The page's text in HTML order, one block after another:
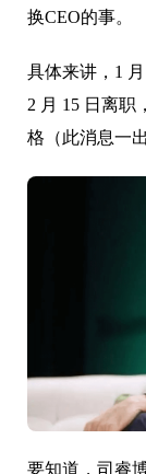
换CEO的事。
具体来讲，1
2 月 15 日离职
格（此消息一
要知道，司睿